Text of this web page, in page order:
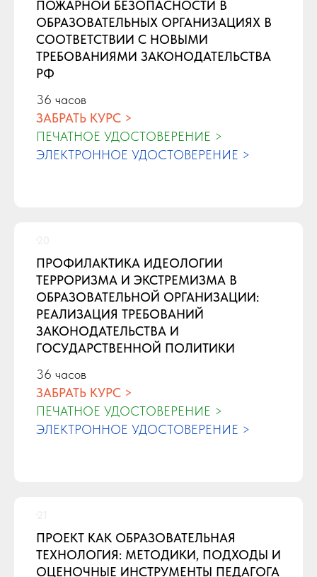
ПОЖАРНОЙ БЕЗОПАСНОСТИ В
ОБРАЗОВАТЕЛЬНЫХ ОРГАНИЗАЦИЯХ В
СООТВЕТСТВИИ С НОВЫМИ
ТРЕБОВАНИЯМИ ЗАКОНОДАТЕЛЬСТВА
РФ
36 часов
ЗАБРАТЬ КУРС >
ПЕЧАТНОЕ УДОСТОВЕРЕНИЕ >
ЭЛЕКТРОННОЕ УДОСТОВЕРЕНИЕ >
ПРОФИЛАКТИКА ИДЕОЛОГИИ
ТЕРРОРИЗМА И ЭКСТРЕМИЗМА В
ОБРАЗОВАТЕЛЬНОЙ ОРГАНИЗАЦИИ:
РЕАЛИЗАЦИЯ ТРЕБОВАНИЙ
ЗАКОНОДАТЕЛЬСТВА И
ГОСУДАРСТВЕННОЙ ПОЛИТИКИ
36 часов
ЗАБРАТЬ КУРС >
ПЕЧАТНОЕ УДОСТОВЕРЕНИЕ >
ЭЛЕКТРОННОЕ УДОСТОВЕРЕНИЕ >
ПРОЕКТ КАК ОБРАЗОВАТЕЛЬНАЯ
ТЕХНОЛОГИЯ: МЕТОДИКИ, ПОДХОДЫ И
ОЦЕНОЧНЫЕ ИНСТРУМЕНТЫ ПЕДАГОГА